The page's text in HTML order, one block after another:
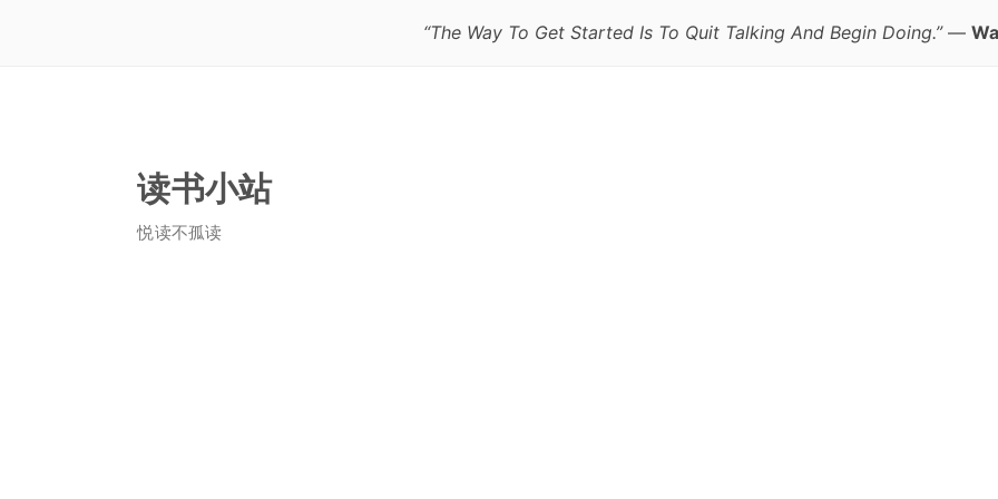
“The Way To Get Started Is To Quit Talking And Begin Doing.”—
读书小站
悦读不孤读